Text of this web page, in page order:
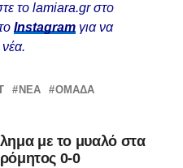
το lamiara.gr στο
Instagram για να
ΝΈΑ
ΟΜΆΔΑ
με το μυαλό στα
0-0